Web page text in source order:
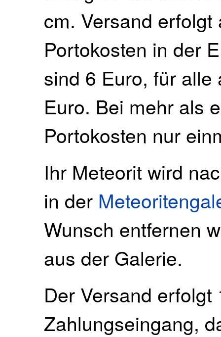
cm. Versand
Portokosten in der
sind 6 Euro, für
Euro. Bei mehr als
Portokosten nur
Ihr Meteorit wird
in der
Wunsch entfernen
aus der Galerie.
Der Versand
Zahlungseingang,